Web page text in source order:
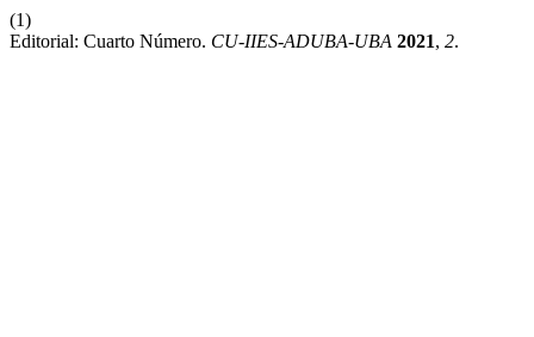
(1)
Editorial: Cuarto Número. CU-IIES-ADUBA-UBA 2021, 2.